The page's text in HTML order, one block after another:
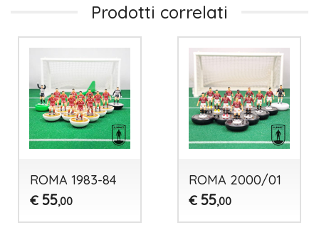
Prodotti correlati
ROMA 1983-84
€ 55,00
ROMA 2000/01
€ 55,00